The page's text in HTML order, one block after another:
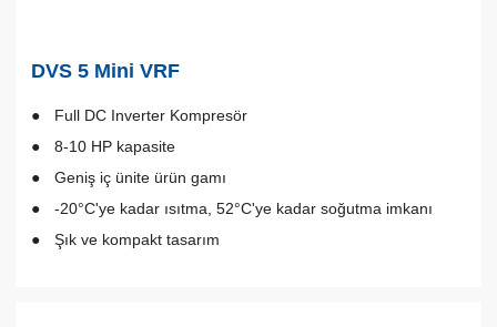
DVS 5 Mini VRF
Full DC Inverter Kompresör
8-10 HP kapasite
Geniş iç ünite ürün gamı
-20°C'ye kadar ısıtma, 52°C'ye kadar soğutma imkanı
Şık ve kompakt tasarım